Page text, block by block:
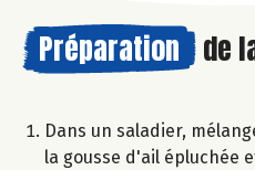
Préparation de
Dans un saladier,
la gousse d'ail épluchée